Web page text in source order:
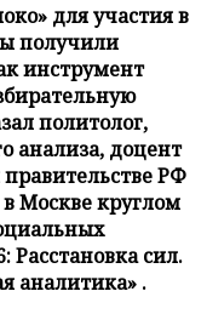
для участия в
получили
инструмент
политолог,
анализа, доцент
РФ
Москве круглом
Расстановка сил.
аналитика» .